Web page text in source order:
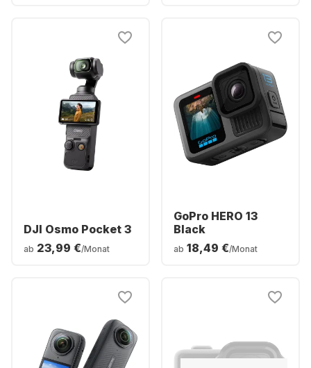
DJI Osmo Pocket 3
ab 23,99 €/Monat
GoPro HERO 13
Black
ab 18,49 €/Monat